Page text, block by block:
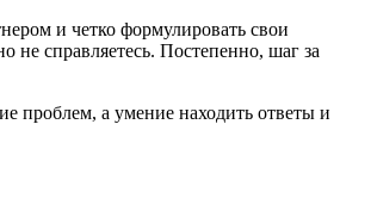
и четко формулировать свои
не справляетесь. Постепенно, шаг за
проблем, а умение находить ответы и